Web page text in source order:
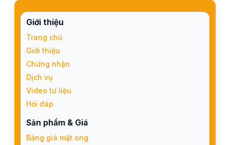
Giới thiệu
Trang chủ
Giới thiệu
Chứng nhận
Dịch vụ
Video tư liệu
Hỏi đáp
Sản phẩm & Giá
Bảng giá mật ong